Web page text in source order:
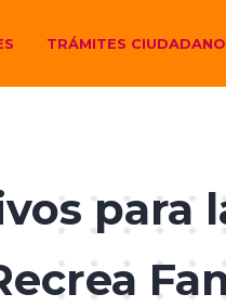
TRÁMITES
para